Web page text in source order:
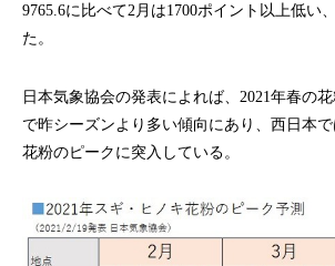
9765.6に比べて2月は1700ポイント以上低い
た。
日本気象協会の発表によれば、2021年春の
で昨シーズンより多い傾向にあり、西日本
花粉のピークに突入している。